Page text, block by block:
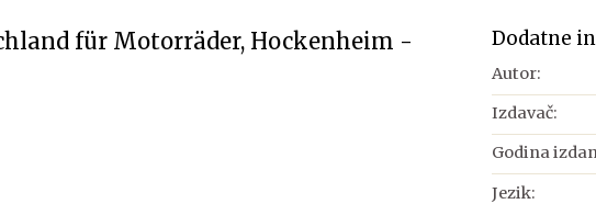
für Motorräder, Hockenheim -
Dodatne
Autor:
Izdavač:
Godina
Jezik: